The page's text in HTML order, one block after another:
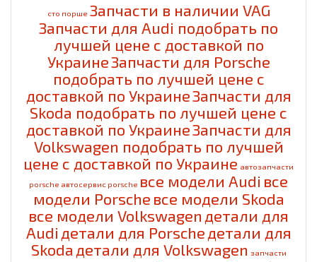
cто порше Запчасти в наличии VAG
Запчасти для Audi подобрать по
лучшей цене с доставкой по
УкраинеЗапчасти для Porsche
подобрать по лучшей цене с
доставкой по УкраинеЗапчасти для
Skoda подобрать по лучшей цене с
доставкой по УкраинеЗапчасти для
Volkswagen подобрать по лучшей
цене с доставкой по Украине автозапчасти
porsche автосервис porsche все модели Audi все
модели Porsche все модели Skoda
все модели Volkswagen детали для
Audi детали для Porsche детали для
Skoda детали для Volkswagen запчасти